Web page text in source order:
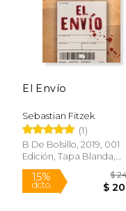
El Envío
Sebastian Fitzek
(1)
B De Bolsillo, 2019, 001
Edición, Tapa Blanda,
Nuevo